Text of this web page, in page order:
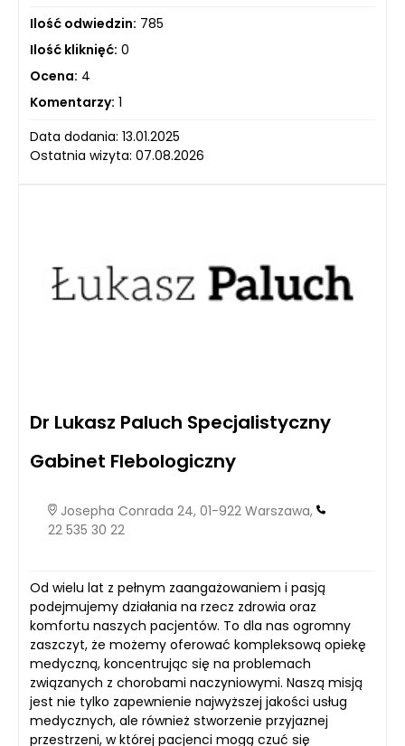
Ilość odwiedzin: 785
Ilość kliknięć: 0
Ocena: 4
Komentarzy: 1
Data dodania: 13.01.2025
Ostatnia wizyta: 07.08.2026
Dr Lukasz Paluch Specjalistyczny
Gabinet Flebologiczny
Josepha Conrada 24, 01-922 Warszawa,
22 535 30 22
Od wielu lat z pełnym zaangażowaniem i pasją
podejmujemy działania na rzecz zdrowia oraz
komfortu naszych pacjentów. To dla nas ogromny
zaszczyt, że możemy oferować kompleksową opiekę
medyczną, koncentrując się na problemach
związanych z chorobami naczyniowymi. Naszą misją
jest nie tylko zapewnienie najwyższej jakości usług
medycznych, ale również stworzenie przyjaznej
przestrzeni, w której pacjenci mogą czuć się